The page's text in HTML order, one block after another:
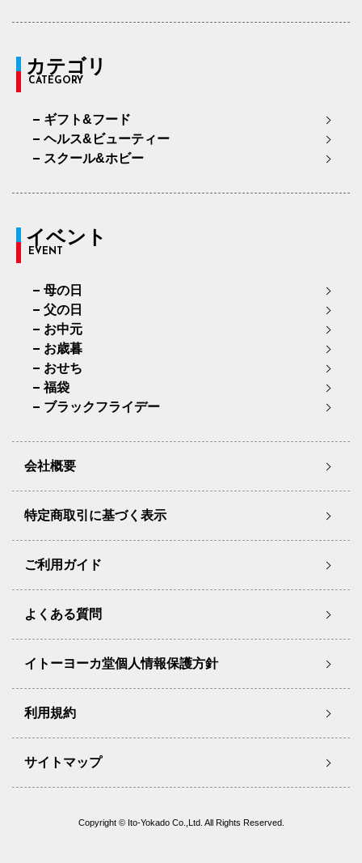
カテゴリ
CATEGORY
ギフト&フード
ヘルス&ビューティー
スクール&ホビー
イベント
EVENT
母の日
父の日
お中元
お歳暮
おせち
福袋
ブラックフライデー
会社概要
特定商取引に基づく表示
ご利用ガイド
よくある質問
イトーヨーカ堂個人情報保護方針
利用規約
サイトマップ
Copyright © Ito-Yokado Co.,Ltd. All Rights Reserved.